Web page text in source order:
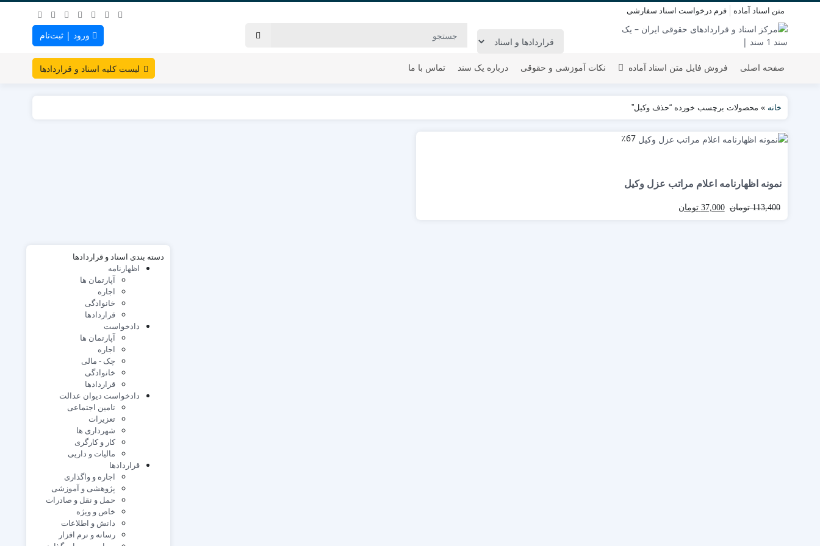
متن اسناد آماده فرم درخواست اسناد سفارشی
ورود | ثبت‌نام
صفحه اصلی فروش فایل متن اسناد آماده نکات آموزشی و حقوقی درباره یک سند تماس با ما لیست کلیه اسناد و قراردادها
خانه » محصولات برچسب خورده “حذف وکیل”
٪67
نمونه اظهارنامه اعلام مراتب عزل وکیل
113,400 تومان 37,000 تومان
دسته بندی اسناد و قراردادها
اظهارنامه
آپارتمان ها
اجاره
خانوادگی
قراردادها
دادخواست
آپارتمان ها
اجاره
چک - مالی
خانوادگی
قراردادها
دادخواست دیوان عدالت
تامین اجتماعی
تعزیرات
شهرداری ها
کار و کارگری
مالیات و داریی
قراردادها
اجاره و واگذاری
پژوهشی و آموزشی
حمل و نقل و صادرات
خاص و ویژه
دانش و اطلاعات
رسانه و نرم افزار